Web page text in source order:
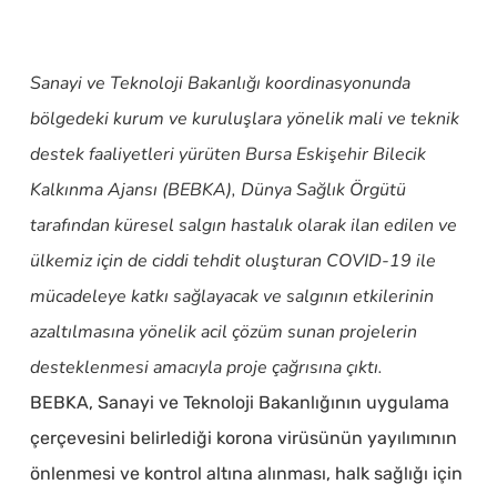
Sanayi ve Teknoloji Bakanlığı koordinasyonunda
bölgedeki kurum ve kuruluşlara yönelik mali ve teknik
destek faaliyetleri yürüten Bursa Eskişehir Bilecik
Kalkınma Ajansı (BEBKA), Dünya Sağlık Örgütü
tarafından küresel salgın hastalık olarak ilan edilen ve
ülkemiz için de ciddi tehdit oluşturan COVID-19 ile
mücadeleye katkı sağlayacak ve salgının etkilerinin
azaltılmasına yönelik acil çözüm sunan projelerin
desteklenmesi amacıyla proje çağrısına çıktı.
BEBKA, Sanayi ve Teknoloji Bakanlığının uygulama
çerçevesini belirlediği korona virüsünün yayılımının
önlenmesi ve kontrol altına alınması, halk sağlığı için